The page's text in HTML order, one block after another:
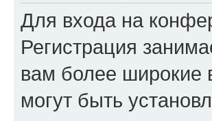
Для входа на
Регистрация
вам более широкие
могут быть